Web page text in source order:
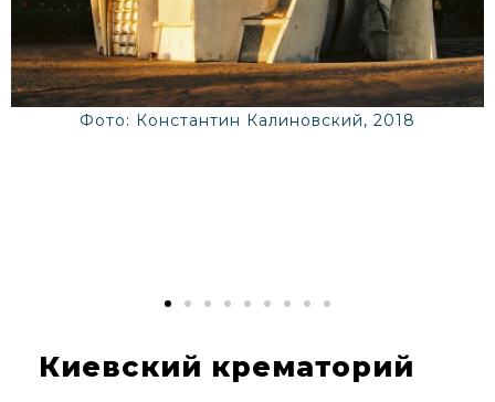
Фото: Константин Калиновский, 2018
Киевский крематорий